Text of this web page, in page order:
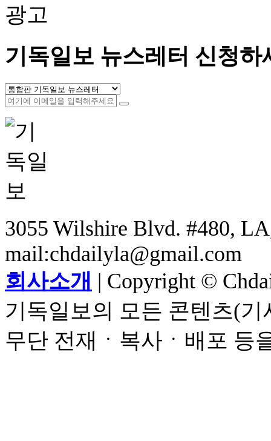
광고
기독일보 뉴스레터 신청하
3055 Wilshire Blvd. #480,
mail:chdailyla@gmail.com
회사소개 | Copyright ©
기독일보의 모든 콘텐츠(
무단 전재ㆍ복사ㆍ배포 등